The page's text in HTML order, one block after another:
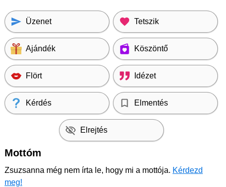
Üzenet Tetszik
Ajándék Köszöntő
Flört Idézet
Kérdés Elmentés
Elrejtés
Mottóm
Zsuzsanna még nem írta le, hogy mi a mottója. Kérdezd
meg!